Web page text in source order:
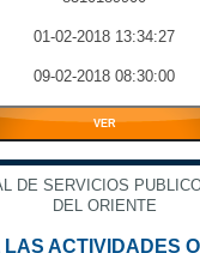
01-02-2018 13:34:27
09-02-2018 08:30:00
VER
DE SERVICIOS
DEL ORIENTE
ACTIVIDADES